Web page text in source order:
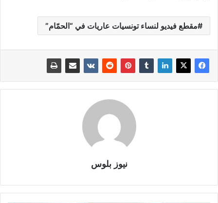
مقطع فيديو لنساء تونسيات عاريات في “الحمّام”
نيوز بلوس